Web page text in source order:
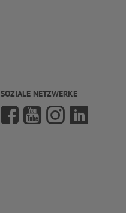
SOZIALE NETZWERKE